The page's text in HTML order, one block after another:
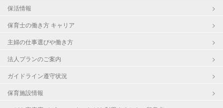
保活情報
保育士の働き方 キャリア
主婦の仕事選びや働き方
法人プランのご案内
ガイドライン遵守状況
保育施設情報